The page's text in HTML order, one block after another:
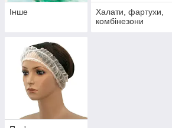
маски,шапочки,нарукавники,бахіли,
тапочки, а також
готові комплекти
випущених компаніями Essenti Care
і Mercator Medical, дозволить покупцю
вибір.
Інше
Халати, фартухи,
комбінезони